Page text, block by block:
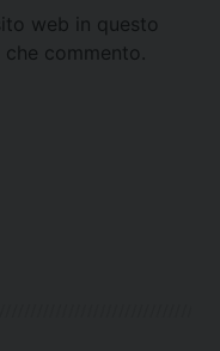
web in questo
commento.